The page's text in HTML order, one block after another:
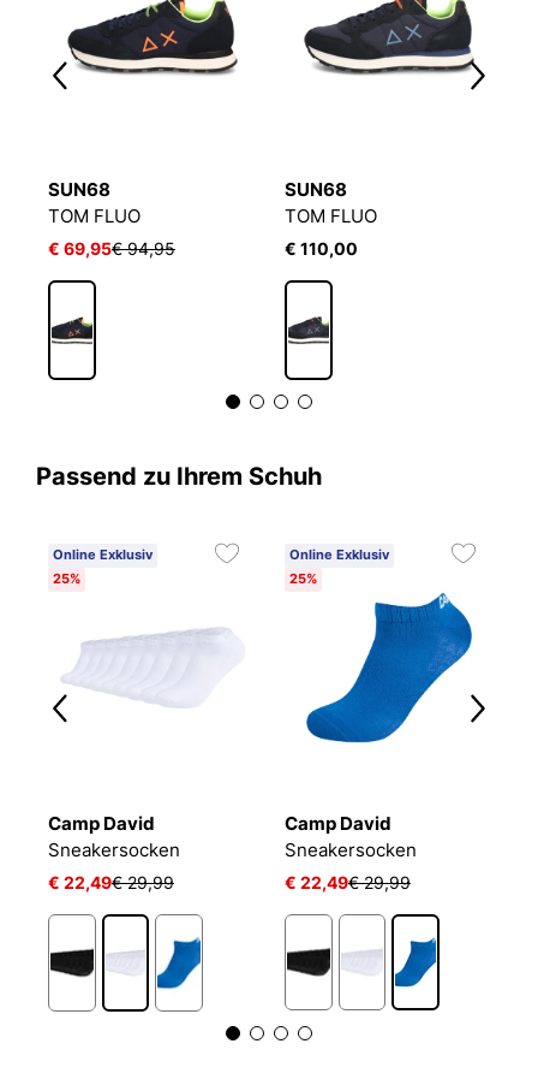
SUN68
TOM FLUO
€ 69,95€ 94,95
SUN68
TOM FLUO
€ 110,00
Passend zu Ihrem Schuh
Online Exklusiv
25%
Camp David
Sneakersocken
€ 22,49€ 29,99
Online Exklusiv
25%
Camp David
Sneakersocken
€ 22,49€ 29,99